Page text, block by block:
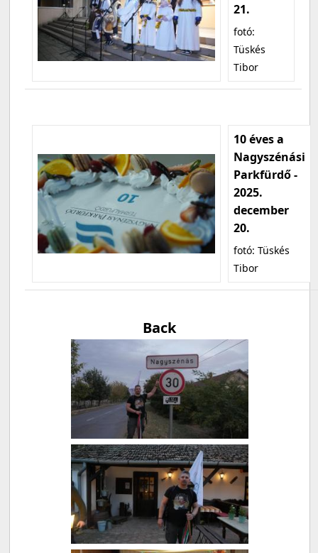
21.
fotó:
Tüskés
Tibor
10 éves a
Nagyszénási
Parkfürdő -
2025.
december
20.
fotó: Tüskés
Tibor
Back